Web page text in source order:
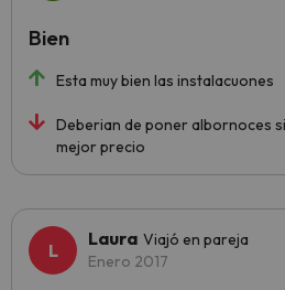
Esta muy bien las instalacuones
Deberian de poner albornoces
mejor precio
Bien
Laura Viajó en pareja
Enero 2017